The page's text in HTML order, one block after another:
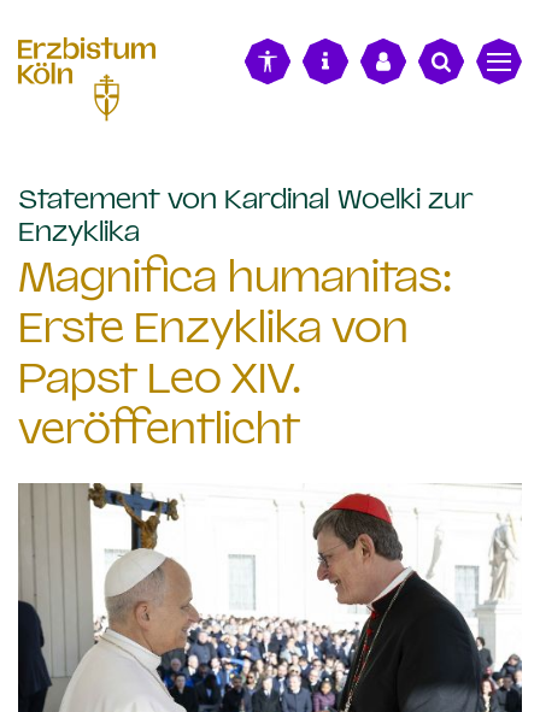
Statement von Kardinal Woelki zur
Enzyklika
Magnifica humanitas:
Erste Enzyklika von
Papst Leo XIV.
veröffentlicht